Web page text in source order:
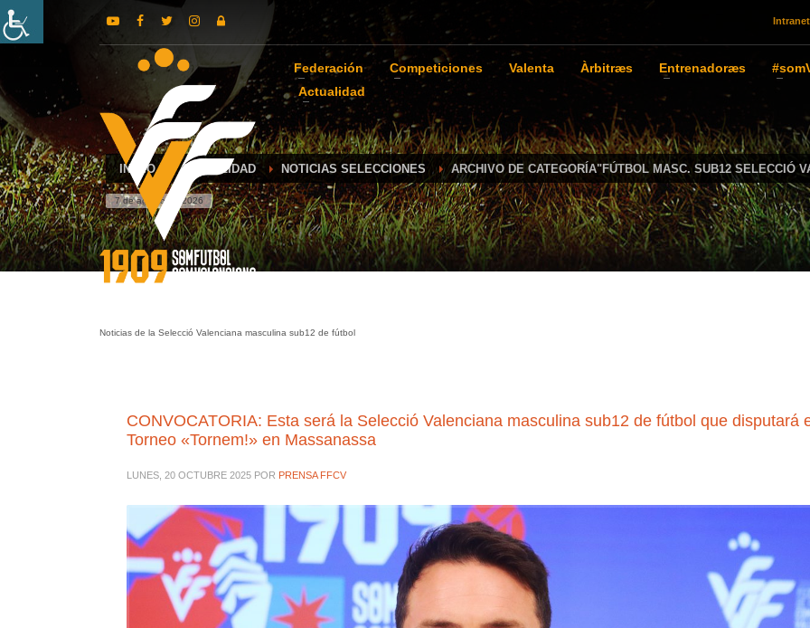
Intranet
Federación Competiciones Valenta Àrbitræs Entrenadoræs
Actualidad
INICIO ACTUALIDAD NOTICIAS SELECCIONES ARCHIVO DE CATEGORÍA"FÚTBOL MASC. SUB12 SELECCIÓ
7 de agosto de 2026
Noticias de la Selecció Valenciana masculina sub12 de fútbol
CONVOCATORIA: Esta será la Selecció Valenciana masculina sub12 de fútbol que disputará
Torneo «Tornem!» en Massanassa
LUNES, 20 OCTUBRE 2025 POR PRENSA FFCV